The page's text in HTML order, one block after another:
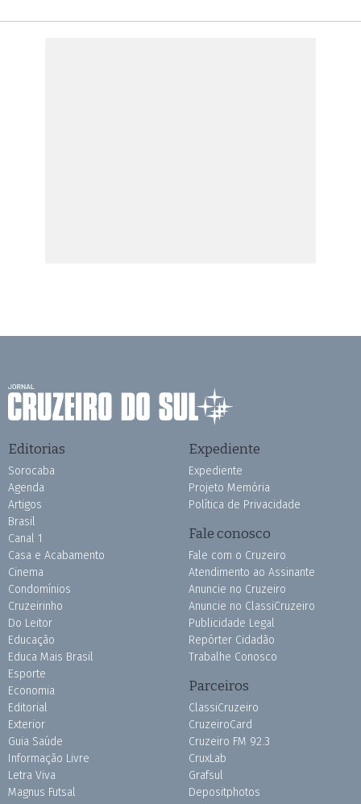
Editorias
Sorocaba
Agenda
Artigos
Brasil
Canal 1
Casa e Acabamento
Cinema
Condomínios
Cruzeirinho
Do Leitor
Educação
Educa Mais Brasil
Esporte
Economia
Editorial
Exterior
Guia Saúde
Informação Livre
Letra Viva
Magnus Futsal
Expediente
Expediente
Projeto Memória
Política de Privacidade
Fale conosco
Fale com o Cruzeiro
Atendimento ao Assinante
Anuncie no Cruzeiro
Anuncie no ClassiCruzeiro
Publicidade Legal
Repórter Cidadão
Trabalhe Conosco
Parceiros
ClassiCruzeiro
CruzeiroCard
Cruzeiro FM 92.3
CruxLab
Grafsul
Depositphotos